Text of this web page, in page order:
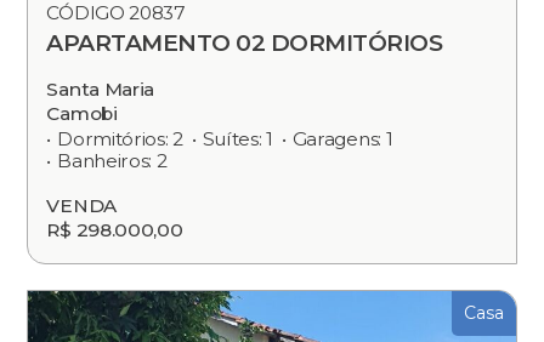
CÓDIGO 20837
APARTAMENTO 02 DORMITÓRIOS
Santa Maria
Camobi
Dormitórios: 2
Suítes: 1
Garagens: 1
Banheiros: 2
VENDA
R$ 298.000,00
Casa